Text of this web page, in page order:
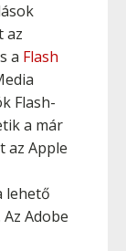
az
a Flash
Flash-
a már
az Apple
lehető
Adobe